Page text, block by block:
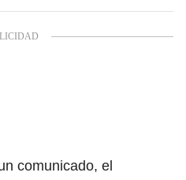
comunicado, el